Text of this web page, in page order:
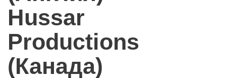
Hussar
Productions
(Канада)